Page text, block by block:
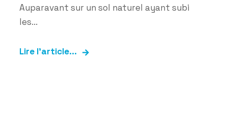
Auparavant sur un sol naturel ayant subi
les...
Lire l'article...